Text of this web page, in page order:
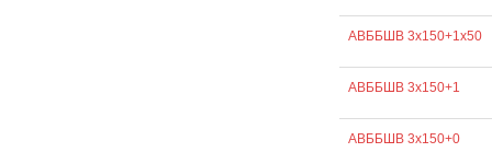
АВББШВ 3х150+1х50
АВББШВ 3х150+1
АВББШВ 3х150+0